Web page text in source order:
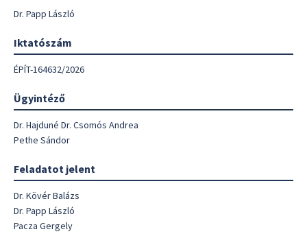
Dr. Papp László
Iktatószám
ÉPÍT-164632/2026
Ügyintéző
Dr. Hajduné Dr. Csomós Andrea
Pethe Sándor
Feladatot jelent
Dr. Kövér Balázs
Dr. Papp László
Pacza Gergely